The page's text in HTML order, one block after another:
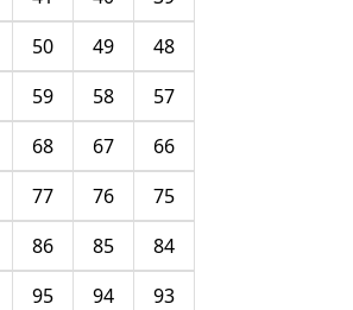
48
49
50
57
58
59
66
67
68
75
76
77
84
85
86
93
94
95